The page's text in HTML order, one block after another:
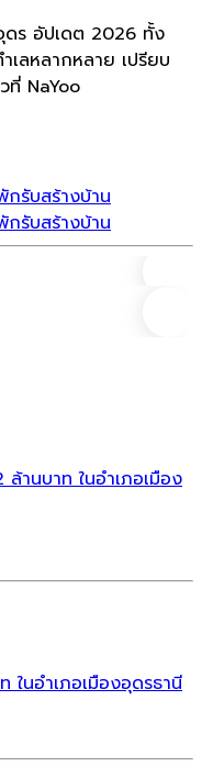
ดร อัปเดต 2026 ทั้ง
เลหลากหลาย เปรียบ
ที่ NaYoo
กรับสร้างบ้าน
กรับสร้างบ้าน
ล้านบาท ในอำเภอเมือง
ในอำเภอเมืองอุดรธานี